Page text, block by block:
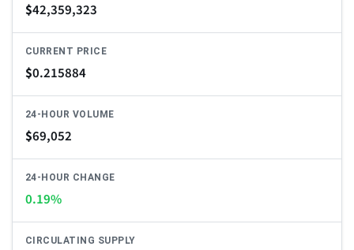
$42,359,323
CURRENT PRICE
$0.215884
24-HOUR VOLUME
$69,052
24-HOUR CHANGE
0.19%
CIRCULATING SUPPLY